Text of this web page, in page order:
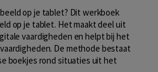
op je tablet? Dit werkboek
op je tablet. Het maakt deel uit
vaardigheden en helpt bij het
De methode bestaat
boekjes rond situaties uit het